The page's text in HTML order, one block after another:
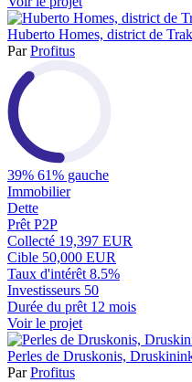
Huberto Homes, district de
ParProfitus
39% 61% gauche
Immobilier
Dette
Prêt P2P
Collecté 19,397 EUR
Cible 50,000 EUR
Taux d'intérêt 8.5%
Investisseurs 50
Durée du prêt 12 mois
Voir le projet
Perles de Druskonis,
ParProfitus